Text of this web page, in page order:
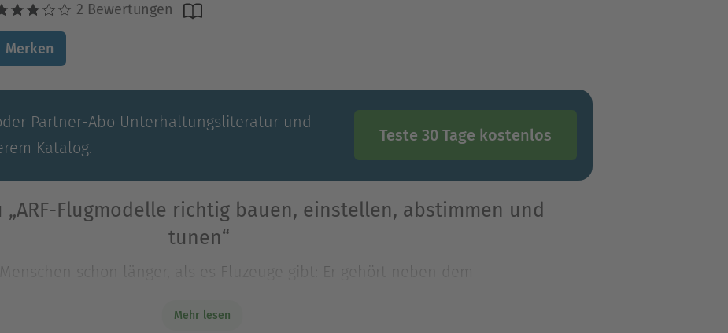
2 Bewertungen
Merken
Partner-Abo Unterhaltungs­literatur und
Katalog.
Teste 30 Tage kostenlos
„ARF-Flugmodelle richtig bauen, einstellen, abstimmen und
tunen“
schon länger, als es Fluzeuge gibt: Er gehört neben dem
Mehr lesen